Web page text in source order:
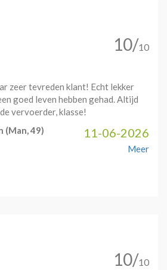
10/10
zeer tevreden klant! Echt lekker
goed leven hebben gehad. Altijd
vervoerder, klasse!
(Man, 49) 11-06-2026
Meer
10/10